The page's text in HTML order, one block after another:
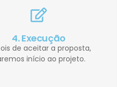
4. Execução
de aceitar a proposta,
início ao projeto.